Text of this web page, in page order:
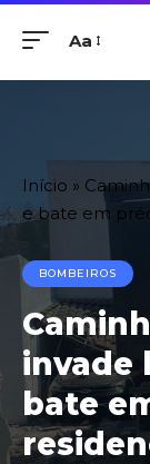
Aa
Início »
e bate em
BOMBEIROS
invade
bate